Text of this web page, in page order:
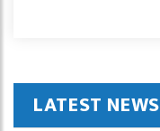
LATEST NEWS